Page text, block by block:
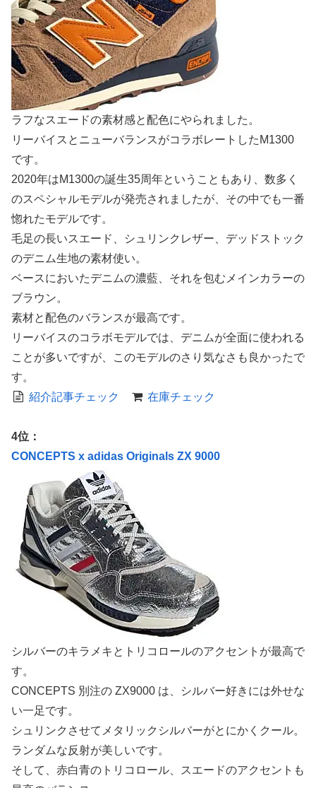
ラフなスエードの素材感と配色にやられました。
リーバイスとニューバランスがコラボレートしたM1300
です。
2020年はM1300の誕生35周年ということもあり、数多く
のスペシャルモデルが発売されましたが、その中でも一番
惚れたモデルです。
毛足の長いスエード、シュリンクレザー、デッドストック
のデニム生地の素材使い。
ベースにおいたデニムの濃藍、それを包むメインカラーの
ブラウン。
素材と配色のバランスが最高です。
リーバイスのコラボモデルでは、デニムが全面に使われる
ことが多いですが、このモデルのさり気なさも良かったで
す。
紹介記事チェック
在庫チェック
4位：
CONCEPTS x adidas Originals ZX 9000
シルバーのキラメキとトリコロールのアクセントが最高で
す。
CONCEPTS 別注の ZX9000 は、シルバー好きには外せな
い一足です。
シュリンクさせてメタリックシルバーがとにかくクール。
ランダムな反射が美しいです。
そして、赤白青のトリコロール、スエードのアクセントも